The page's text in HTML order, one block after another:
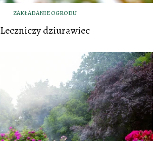
ZAKŁADANIE OGRODU
Leczniczy dziurawiec